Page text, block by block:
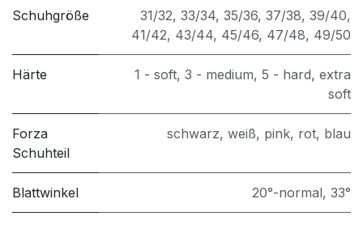
Schuhgröße 31/32, 33/34, 35/36, 37/38, 39/40,
41/42, 43/44, 45/46, 47/48, 49/50
Härte 1 - soft, 3 - medium, 5 - hard, extra
soft
Forza
Schuhteil
schwarz, weiß, pink, rot, blau
Blattwinkel 20°-normal, 33°